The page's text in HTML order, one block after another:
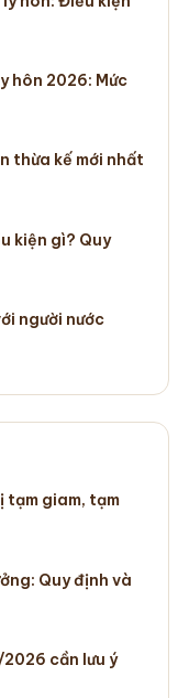
hôn 2026: Mức
thừa kế mới nhất
kiện gì? Quy
người nước
tạm giam, tạm
Quy định và
cần lưu ý